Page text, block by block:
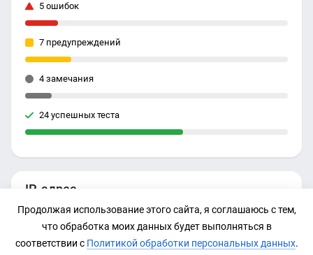
IP-адрес
37.140.192.138
5 ошибок
7 предупреждений
4 замечания
24 успешных теста
Продолжая использование этого сайта, я соглашаюсь с тем,
что обработка моих данных будет выполняться в
соответствии с Политикой обработки персональных данных.